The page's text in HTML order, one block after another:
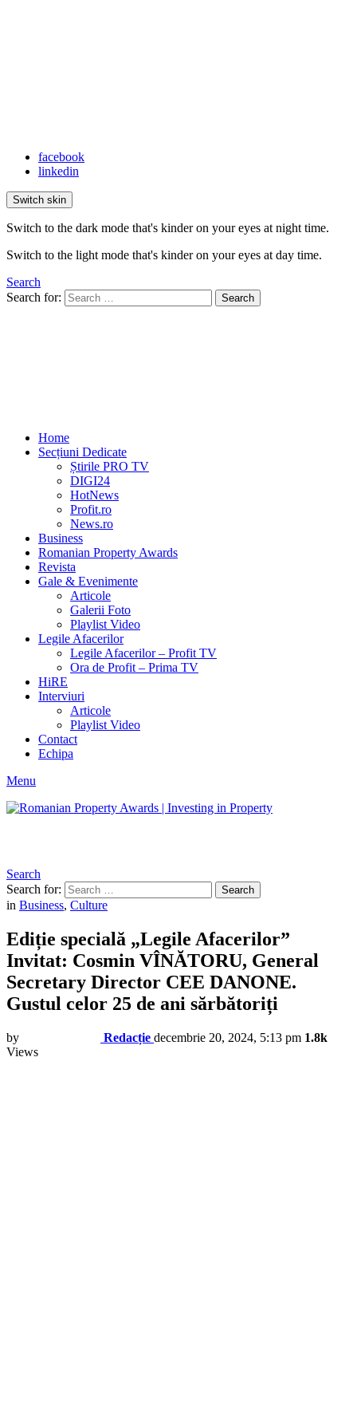
facebook
linkedin
Switch skin
Switch to the dark mode that's kinder on your eyes at night time.
Switch to the light mode that's kinder on your eyes at day time.
Search
Search for:
Search
Home
Secțiuni Dedicate
Știrile PRO TV
DIGI24
HotNews
Profit.ro
News.ro
Business
Romanian Property Awards
Revista
Gale & Evenimente
Articole
Galerii Foto
Playlist Video
Legile Afacerilor
Legile Afacerilor – Profit TV
Ora de Profit – Prima TV
HiRE
Interviuri
Articole
Playlist Video
Contact
Echipa
Menu
Search
Search for:
Search
in Business, Culture
Ediție specială „Legile Afacerilor”
Invitat: Cosmin VÎNĂTORU, General
Secretary Director CEE DANONE.
Gustul celor 25 de ani sărbătoriți
by Redacție decembrie 20, 2024, 5:13 pm 1.8k
Views